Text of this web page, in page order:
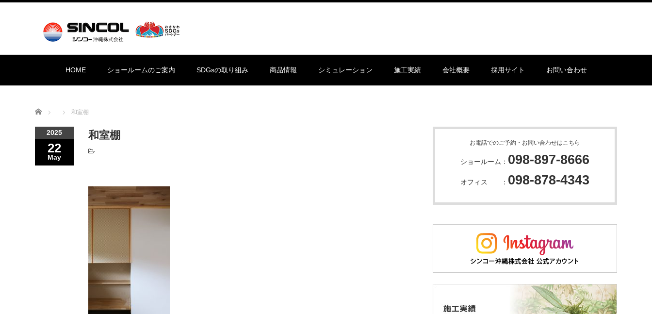
HOME ショールームのご案内 SDGsの取り組み 商品情報 シミュレーション 施工実績 会社概要 採用サイト お問い合わせ
Home 和室棚
2025
22
May
和室棚
お電話でのご予約・お問い合わせはこちら
ショールーム： 098-897-8666
オフィス ： 098-878-4343